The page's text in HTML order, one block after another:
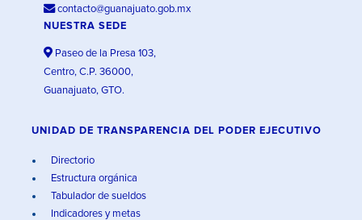
contacto@guanajuato.gob.mx
NUESTRA SEDE
Paseo de la Presa 103,
Centro, C.P. 36000,
Guanajuato, GTO.
UNIDAD DE TRANSPARENCIA DEL PODER EJECUTIVO
Directorio
Estructura orgánica
Tabulador de sueldos
Indicadores y metas